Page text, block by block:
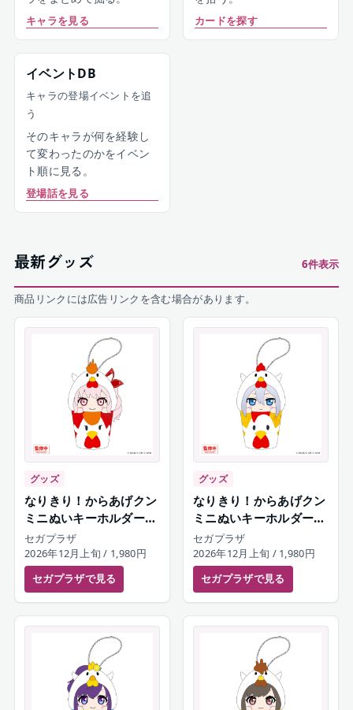
キャラを見る カードを探す
イベントDB
キャラの登場イベントを追
う
そのキャラが何を経験し
て変わったのかをイベン
ト順に見る。
登場話を見る
最新グッズ 6件表示
商品リンクには広告リンクを含む場合があります。
グッズ
なりきり！からあげクン
ミニぬいキーホルダー
暁山瑞希
セガプラザ
2026年12月上旬 / 1,980円
セガプラザで見る
グッズ
なりきり！からあげクン
ミニぬいキーホルダー
宵崎奏
セガプラザ
2026年12月上旬 / 1,980円
セガプラザで見る